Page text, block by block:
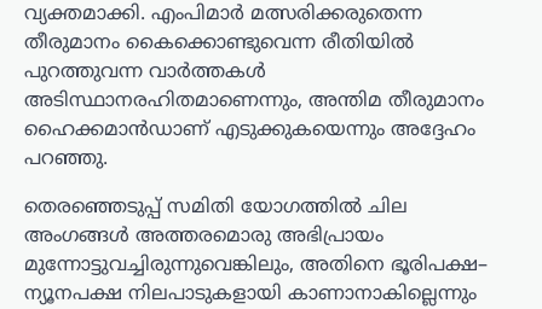
വ്യക്തമാക്കി. എംപിമാർ മത്സരിക്കരുതെന്ന
തീരുമാനം കൈക്കൊണ്ടുവെന്ന രീതിയിൽ
പുറത്തുവന്ന വാർത്തകൾ
അടിസ്ഥാനരഹിതമാണെന്നും, അന്തിമ തീരുമാനം
ഹൈക്കമാൻഡാണ് എടുക്കുകയെന്നും അദ്ദേഹം
പറഞ്ഞു.
തെരഞ്ഞെടുപ്പ് സമിതി യോഗത്തിൽ ചില
അംഗങ്ങൾ അത്തരമൊരു അഭിപ്രായം
മുന്നോട്ടുവച്ചിരുന്നുവെങ്കിലും, അതിനെ ഭൂരിപക്ഷ–
ന്യൂനപക്ഷ നിലപാടുകളായി കാണാനാകില്ലെന്നും